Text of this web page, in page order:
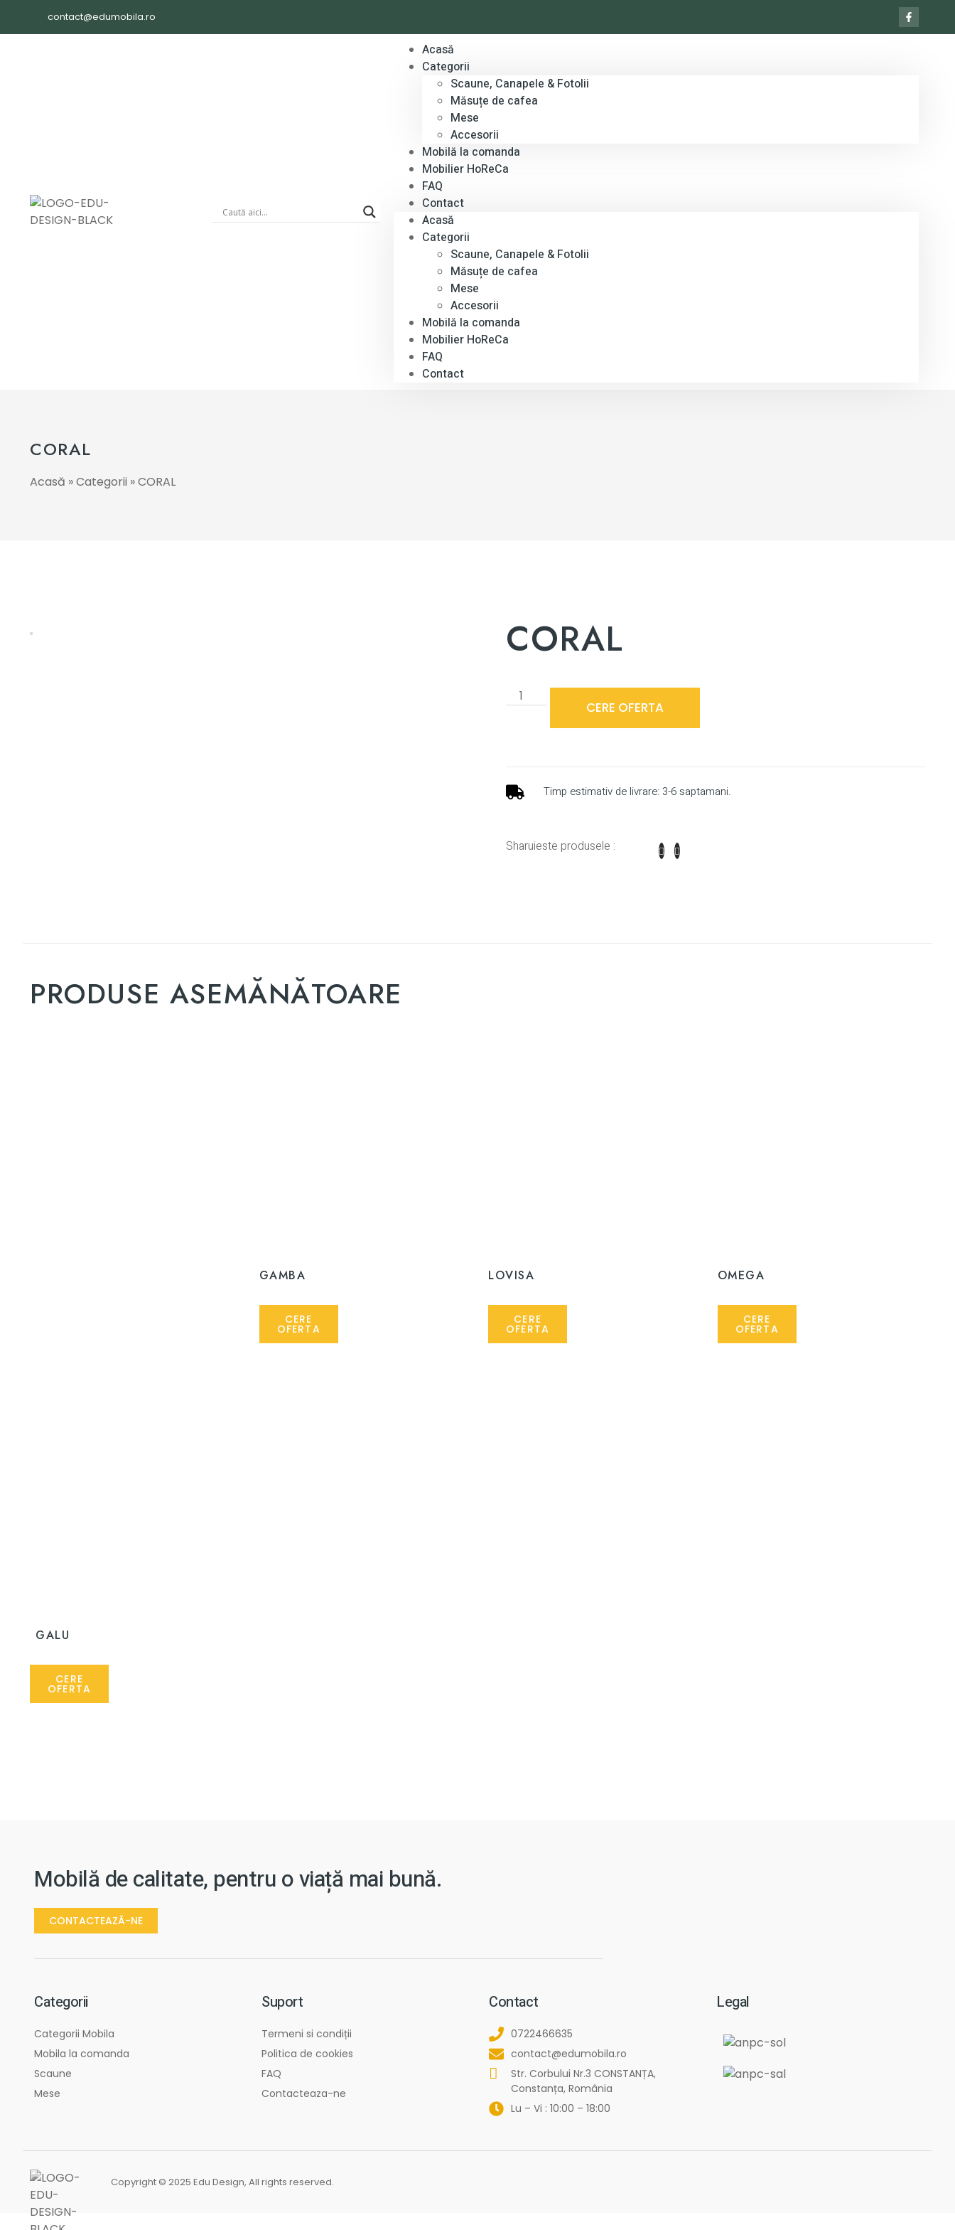
contact@edumobila.ro
Acasă
Categorii
Scaune, Canapele & Fotolii
Măsuțe de cafea
Mese
Accesorii
Mobilă la comanda
Mobilier HoReCa
FAQ
Contact
Acasă
Categorii
Scaune, Canapele & Fotolii
Măsuțe de cafea
Mese
Accesorii
Mobilă la comanda
Mobilier HoReCa
FAQ
Contact
CORAL
Acasă »Categorii »CORAL
CORAL
CERE OFERTA
Timp estimativ de livrare: 3-6 saptamani.
Sharuieste produsele :
PRODUSE ASEMĂNĂTOARE
GAMBA
CERE
OFERTA
LOVISA
CERE
OFERTA
OMEGA
CERE
OFERTA
GALU
CERE
OFERTA
Mobilă de calitate, pentru o viață mai bună.
CONTACTEAZĂ-NE
Categorii
Categorii Mobila
Mobila la comanda
Scaune
Mese
Suport
Termeni si condiții
Politica de cookies
FAQ
Contacteaza-ne
Contact
0722466635
contact@edumobila.ro
Str. Corbului Nr.3 CONSTANȚA,
Constanța, România
Lu – Vi : 10:00 – 18:00
Legal
Copyright © 2025 Edu Design, All rights reserved.